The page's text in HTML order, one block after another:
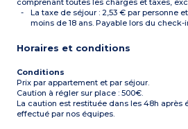
maximal : 6 personnes
bébé inclus
condiments et les produits
fournis).
- Tous les logements de
cette typologie sont des
duplex (escalier).
comprenant toutes les charges et taxes,
La taxe de séjour : 2,53 € par personne
moins de 18 ans. Payable lors du check-
Horaires et conditions
Conditions
Prix par appartement et par séjour.
Caution à régler sur place : 500€.
La caution est restituée dans les 48h après
effectué par nos équipes.